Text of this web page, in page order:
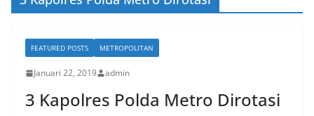
FEATURED POSTS METROPOLITAN
Januari 22, 2019 admin
3 Kapolres Polda Metro Dirotasi